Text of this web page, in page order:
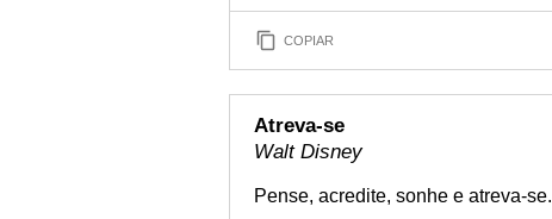
COPIAR
Atreva-se
Walt Disney
Pense, acredite, sonhe e atreva-se.